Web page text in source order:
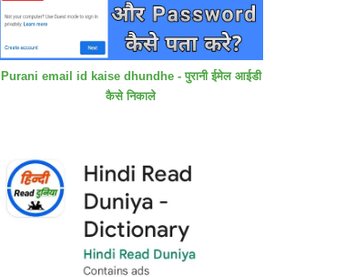
Purani email id kaise dhundhe - पुरानी ईमेल आईडी
कैसे निकाले